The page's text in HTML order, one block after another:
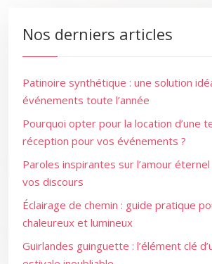
Nos derniers articles
Patinoire synthétique : une solution
événements toute l’année
Pourquoi opter pour la location d’une
réception pour vos événements ?
Paroles inspirantes sur l’amour
vos discours
Éclairage de chemin : guide pratique
chaleureux et lumineux
Guirlandes guinguette : l’élément clé